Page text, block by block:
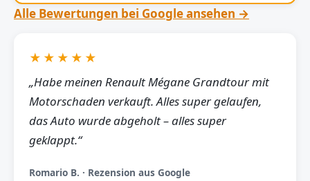
Alle Bewertungen bei Google ansehen →
★★★★★
„Habe meinen Renault Mégane Grandtour mit
Motorschaden verkauft. Alles super gelaufen,
das Auto wurde abgeholt – alles super
geklappt.“
Romario B. · Rezension aus Google